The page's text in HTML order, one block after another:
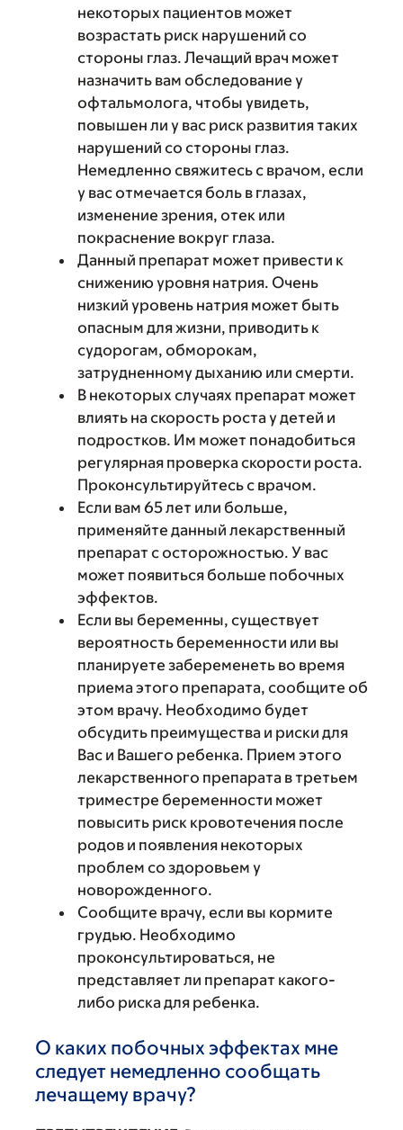
некоторых пациентов может
возрастать риск нарушений со
стороны глаз. Лечащий врач может
назначить вам обследование у
офтальмолога, чтобы увидеть,
повышен ли у вас риск развития таких
нарушений со стороны глаз.
Немедленно свяжитесь с врачом, если
у вас отмечается боль в глазах,
изменение зрения, отек или
покраснение вокруг глаза.
Данный препарат может привести к
снижению уровня натрия. Очень
низкий уровень натрия может быть
опасным для жизни, приводить к
судорогам, обморокам,
затрудненному дыханию или смерти.
В некоторых случаях препарат может
влиять на скорость роста у детей и
подростков. Им может понадобиться
регулярная проверка скорости роста.
Проконсультируйтесь с врачом.
Если вам 65 лет или больше,
применяйте данный лекарственный
препарат с осторожностью. У вас
может появиться больше побочных
эффектов.
Если вы беременны, существует
вероятность беременности или вы
планируете забеременеть во время
приема этого препарата, сообщите об
этом врачу. Необходимо будет
обсудить преимущества и риски для
Вас и Вашего ребенка. Прием этого
лекарственного препарата в третьем
триместре беременности может
повысить риск кровотечения после
родов и появления некоторых
проблем со здоровьем у
новорожденного.
Сообщите врачу, если вы кормите
грудью. Необходимо
проконсультироваться, не
представляет ли препарат какого-
либо риска для ребенка.
О каких побочных эффектах мне
следует немедленно сообщать
лечащему врачу?